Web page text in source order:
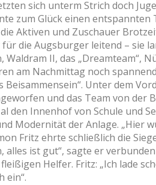
sich unterm Strich doch
zum Glück einen
Aktiven und Zuschauer
für die Augsburger leitend – sie
Waldram II, das „Dreamteam“,
am Nachmittag noch
Beisammensein“. Unter dem
und das Team von der
den Innenhof von Schule und
Modernität der Anlage. „Hier
Fritz ehrte schließlich die
alles ist gut“, sagte er
Helfer. Fritz: „Ich lade
ein“.